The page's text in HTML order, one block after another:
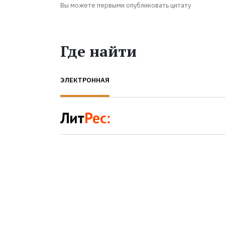
Вы можете первыми опубликовать цитату
Где найти
ЭЛЕКТРОННАЯ